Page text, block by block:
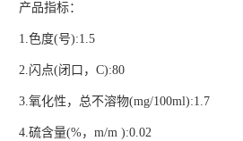
产品指标：
1.色度(号):1.5
2.闪点(闭口，C):80
3.氧化性，总不溶物(mg/100ml):1.7
4.硫含量(%，m/m ):0.02